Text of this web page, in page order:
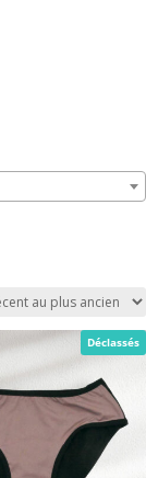
Déclassés